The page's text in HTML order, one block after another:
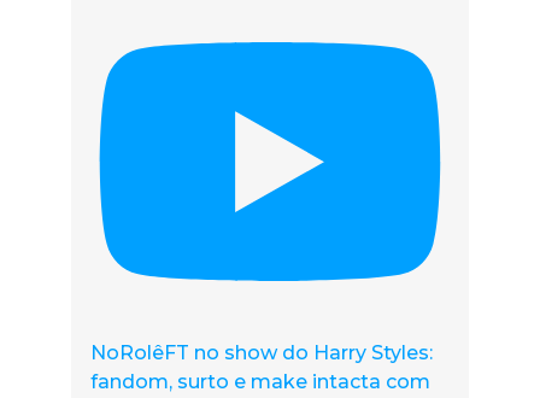
NoRolêFT no show do Harry Styles:
fandom, surto e make intacta com